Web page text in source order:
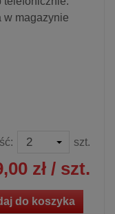
w magazynie
szt.
zł / szt.
do koszyka